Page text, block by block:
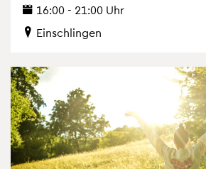
16:00 - 21:00 Uhr
Ein­schlin­gen